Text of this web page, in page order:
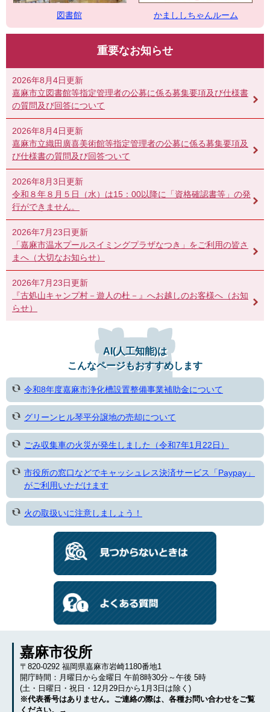
図書館 かまししちゃんルーム
重要なお知らせ
2026年8月4日更新
嘉麻市立図書館等指定管理者の公募に係る募集要項及び仕様書
の質問及び回答について
2026年8月4日更新
嘉麻市立織田廣喜美術館等指定管理者の公募に係る募集要項及
び仕様書の質問及び回答ついて
2026年8月3日更新
令和８年８月５日（水）は15：00以降に「資格確認書等」の発
行ができません。
2026年7月23日更新
「嘉麻市温水プールスイミングプラザなつき」をご利用の皆さ
まへ（大切なお知らせ）
2026年7月23日更新
『古処山キャンプ村－遊人の杜－』へお越しのお客様へ（お知
らせ）
AI(人工知能)は
こんなページもおすすめします
令和8年度嘉麻市浄化槽設置整備事業補助金について
グリーンヒル琴平分譲地の売却について
ごみ収集車の火災が発生しました（令和7年1月22日）
市役所の窓口などでキャッシュレス決済サービス「Paypay」
がご利用いただけます
火の取扱いに注意しましょう！
嘉麻市役所
〒820-0292 福岡県嘉麻市岩崎1180番地1
開庁時間：月曜日から金曜日 午前8時30分～午後 5時
(土・日曜日・祝日・12月29日から1月3日は除く)
※代表番号はありません。ご連絡の際は、各種お問い合わせをご覧
ください。→